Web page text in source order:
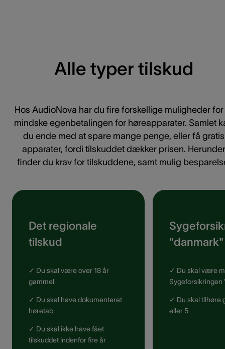
Alle typer tilskud
Hos AudioNova har du fire forskellige muligheder for
mindske egenbetalingen for høreapparater. Samlet
du ende med at spare mange penge, eller få gratis
apparater, fordi tilskuddet dækker prisen. Herunder
finder du krav for tilskuddene, samt mulig
Det regionale
tilskud
✓ Du skal være over 18 år
gammel
✓ Du skal have dokumenteret
høretab
✓ Du skal ikke have fået
tilskuddet indenfor fire år
"danmark"
✓ Du skal være
Sygeforsikringen
✓ Du skal tilhøre
eller 5